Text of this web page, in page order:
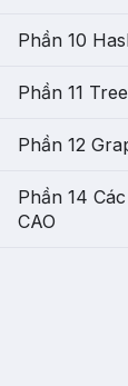
Phần 10
Phần 11
Phần 12
Phần 14
CAO